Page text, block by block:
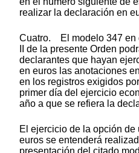
realizar la declaración en
Cuatro. El modelo 347 en
II de la presente Orden
declarantes que hayan
en euros las anotaciones
en los registros exigidos
primer día del ejercicio
año a que se refiera la
El ejercicio de la opción
euros se entenderá
presentación del citado